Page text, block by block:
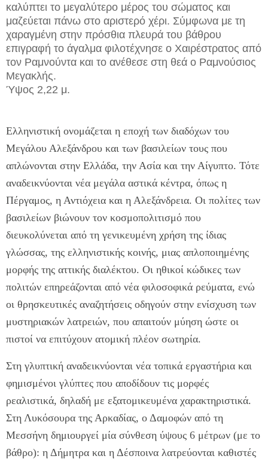
καλύπτει το μεγαλύτερο μέρος του σώματος και
μαζεύεται πάνω στο αριστερό χέρι. Σύμφωνα με τη
χαραγμένη στην πρόσθια πλευρά του βάθρου
επιγραφή το άγαλμα φιλοτέχνησε ο Χαιρέστρατος από
τον Ραμνούντα και το ανέθεσε στη θεά ο Ραμνούσιος
Μεγακλής.
Ύψος 2,22 μ.
Ελληνιστική ονομάζεται η εποχή των διαδόχων του
Μεγάλου Αλεξάνδρου και των βασιλείων τους που
απλώνονται στην Ελλάδα, την Ασία και την Αίγυπτο. Τότε
αναδεικνύονται νέα μεγάλα αστικά κέντρα, όπως η
Πέργαμος, η Αντιόχεια και η Αλεξάνδρεια. Οι πολίτες των
βασιλείων βιώνουν τον κοσμοπολιτισμό που
διευκολύνεται από τη γενικευμένη χρήση της ίδιας
γλώσσας, της ελληνιστικής κοινής, μιας απλοποιημένης
μορφής της αττικής διαλέκτου. Οι ηθικοί κώδικες των
πολιτών επηρεάζονται από νέα φιλοσοφικά ρεύματα, ενώ
οι θρησκευτικές αναζητήσεις οδηγούν στην ενίσχυση των
μυστηριακών λατρειών, που απαιτούν μύηση ώστε οι
πιστοί να επιτύχουν ατομική πλέον σωτηρία.
Στη γλυπτική αναδεικνύονται νέα τοπικά εργαστήρια και
φημισμένοι γλύπτες που αποδίδουν τις μορφές
ρεαλιστικά, δηλαδή με εξατομικευμένα χαρακτηριστικά.
Στη Λυκόσουρα της Αρκαδίας, ο Δαμοφών από τη
Μεσσήνη δημιουργεί μία σύνθεση ύψους 6 μέτρων (με το
βάθρο): η Δήμητρα και η Δέσποινα λατρεύονται καθιστές